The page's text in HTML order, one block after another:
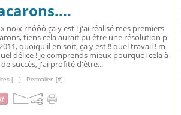
noix rhôôô ça y est ! j'ai réalisé mes premiers
tiens cela aurait pu être une résolution p
quoiqu'il en soit, ça y est !! quel travail ! m
délice ! je comprends mieux pourquoi cela à
succès, j'ai profité d'être...
[ ] - Permalien [#]